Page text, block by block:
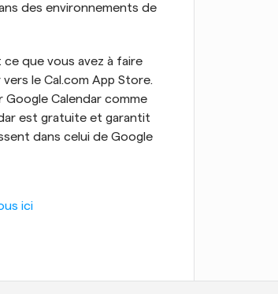
des environnements de
que vous avez à faire
le Cal.com App Store.
Calendar comme
est gratuite et garantit
dans celui de Google
ici